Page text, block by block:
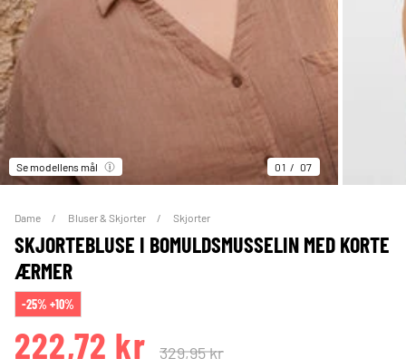
Se modellens mål 01 07
Dame Bluser & Skjorter Skjorter
SKJORTEBLUSE I BOMULDSMUSSELIN MED KORTE
ÆRMER
-25% +10%
222,72 kr 329,95 kr